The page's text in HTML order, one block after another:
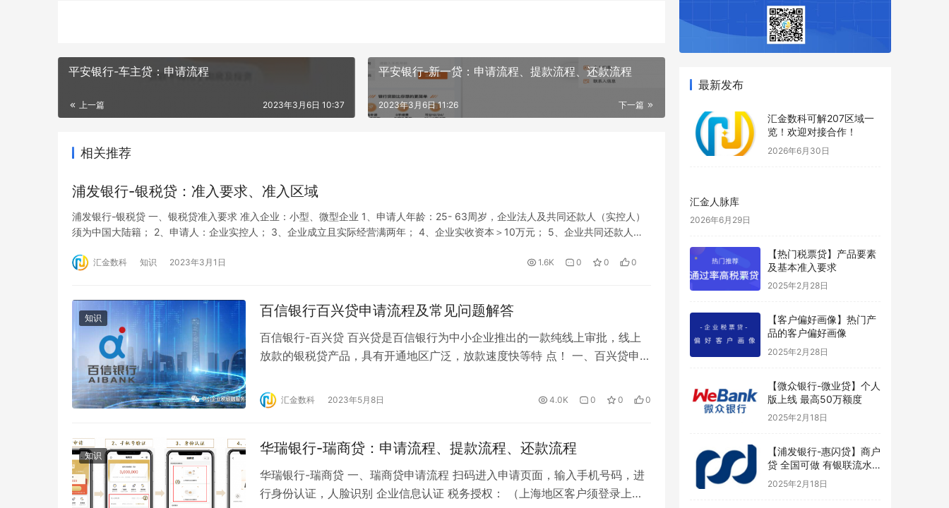
平安银行-车主贷：申请流程
上一篇 2023年3月6日 10:37
平安银行-新一贷：申请流程、提款流程、还款流程
下一篇
2023年3月6日 11:26
相关推荐
浦发银行-银税贷：准入要求、准入区域
浦发银行-银税贷 一、银税贷准入要求 准入企业：小型、微型企业 1、申请人年龄：25- 63周岁，企业法人及共同还款人（实控人）
须为中国大陆籍； 2、申请人：企业实控人； 3、企业成立且实际经营满两年； 4、企业实收资本＞10万元； 5、企业共同还款人须
汇金数科 知识 2023年3月1日 1.6K 0 0 0
知识 百信银行百兴贷申请流程及常见问题解答
百信银行-百兴贷 百兴贷是百信银行为中小企业推出的一款纯线上审批，线上
放款的银税贷产品，具有开通地区广泛，放款速度快等特 点！ 一、百兴贷申请
成人脸识别 2、上传营业执照，确认企业和法定代表人信息正确，完成协议签
署 3、税务认证后等待审核 二、百兴贷提款流程 1、公众号百信银行百兴贷或
汇金数科 2023年5月8日 4.0K 0 0 0
知识 华瑞银行-瑞商贷：申请流程、提款流程、还款流程
华瑞银行-瑞商贷 一、瑞商贷申请流程 扫码进入申请页面，输入手机号码，进
行身份认证，人脸识别 企业信息认证 税务授权： （上海地区客户须登录上海
最新发布
汇金数科可解207区域一
览！欢迎对接合作！
2026年6月30日
汇金人脉库
2026年6月29日
【热门税票贷】产品要素
及基本准入要求
2025年2月28日
【客户偏好画像】热门产
品的客户偏好画像
2025年2月28日
【微众银行-微业贷】个人
版上线 最高50万额度
2025年2月18日
【浦发银行-惠闪贷】商户
贷 全国可做 有银联流水
好申请
2025年2月18日